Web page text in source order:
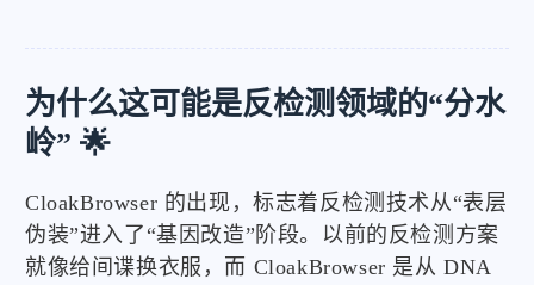
为什么这可能是反检测领域的“分水
岭” 🌟
CloakBrowser 的出现，标志着反检测技术从“表层
伪装”进入了“基因改造”阶段。以前的反检测方案
就像给间谍换衣服，而 CloakBrowser 是从 DNA